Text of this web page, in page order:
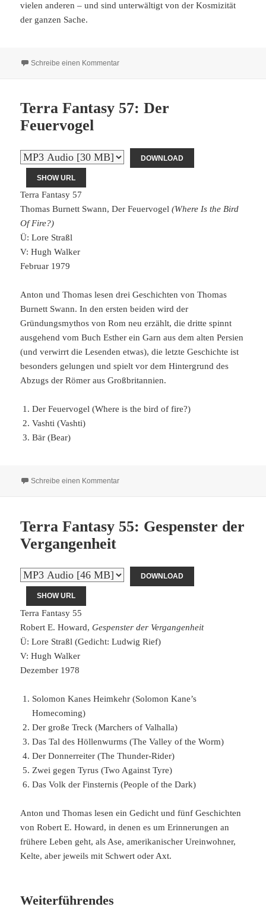
vielen anderen – und sind unterwältigt von der Kosmizität
der ganzen Sache.
Schreibe einen Kommentarzu Terra Fantasy 58: Der Ewige Held
Terra Fantasy 57: Der
Feuervogel
DOWNLOAD
SHOW URL
Terra Fantasy 57
Thomas Burnett Swann, Der Feuervogel(Where Is the Bird
Of Fire?)
Ü: Lore Straßl
V: Hugh Walker
Februar 1979
Anton und Thomas lesen drei Geschichten von Thomas
Burnett Swann. In den ersten beiden wird der
Gründungsmythos von Rom neu erzählt, die dritte spinnt
ausgehend vom Buch Esther ein Garn aus dem alten Persien
(und verwirrt die Lesenden etwas), die letzte Geschichte ist
besonders gelungen und spielt vor dem Hintergrund des
Abzugs der Römer aus Großbritannien.
Der Feuervogel (Where is the bird of fire?)
Vashti (Vashti)
Bär (Bear)
Schreibe einen Kommentarzu Terra Fantasy 57: Der Feuervogel
Terra Fantasy 55: Gespenster der
Vergangenheit
DOWNLOAD
SHOW URL
Terra Fantasy 55
Robert E. Howard,Gespenster der Vergangenheit
Ü: Lore Straßl (Gedicht: Ludwig Rief)
V: Hugh Walker
Dezember 1978
Solomon Kanes Heimkehr (Solomon Kane’s
Homecoming)
Der große Treck (Marchers of Valhalla)
Das Tal des Höllenwurms (The Valley of the Worm)
Der Donnerreiter (The Thunder-Rider)
Zwei gegen Tyrus (Two Against Tyre)
Das Volk der Finsternis (People of the Dark)
Anton und Thomas lesen ein Gedicht und fünf Geschichten
von Robert E. Howard, in denen es um Erinnerungen an
frühere Leben geht, als Ase, amerikanischer Ureinwohner,
Kelte, aber jeweils mit Schwert oder Axt.
Weiterführendes